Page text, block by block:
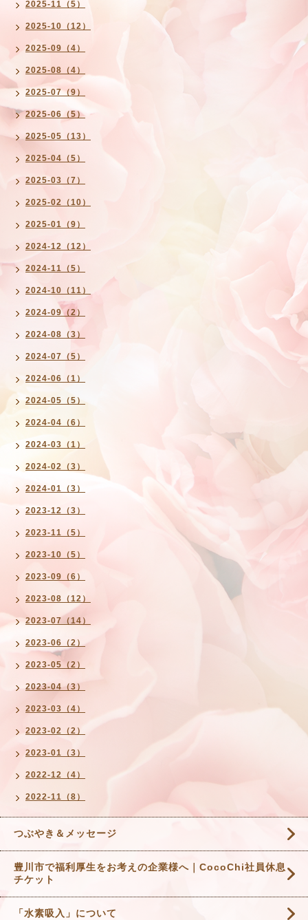
2025-11（5）
2025-10（12）
2025-09（4）
2025-08（4）
2025-07（9）
2025-06（5）
2025-05（13）
2025-04（5）
2025-03（7）
2025-02（10）
2025-01（9）
2024-12（12）
2024-11（5）
2024-10（11）
2024-09（2）
2024-08（3）
2024-07（5）
2024-06（1）
2024-05（5）
2024-04（6）
2024-03（1）
2024-02（3）
2024-01（3）
2023-12（3）
2023-11（5）
2023-10（5）
2023-09（6）
2023-08（12）
2023-07（14）
2023-06（2）
2023-05（2）
2023-04（3）
2023-03（4）
2023-02（2）
2023-01（3）
2022-12（4）
2022-11（8）
つぶやき＆メッセージ
豊川市で福利厚生をお考えの企業様へ｜CocoChi社員休息
チケット
「水素吸入」について